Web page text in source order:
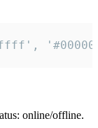
online/offline.